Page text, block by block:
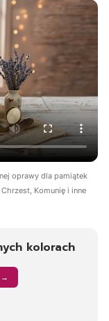
oprawy dla pamiątek
Komunię i inne
kolorach
→